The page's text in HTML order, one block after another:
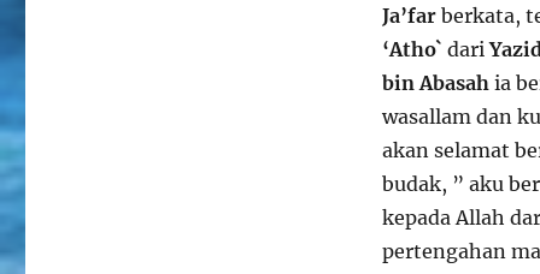
Ja’farberkata,
‘Atho` dari
bin Abasahia
wasallam dan
akan selamat
budak, ” aku
kepada Allah
pertengahan